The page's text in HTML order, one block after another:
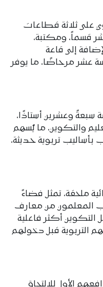
على ثلاثة قطاعات
قسماً، ومكتبة،
إلى قاعة
عشر مرحاضًا، ما يوفر
سبعةً وعشرين أستاذًا،
والتكوين، ما يُسهم
بأساليب تربوية حديثة،
ملحقة، تمثل فضاءً
المعلمون من معارف
التكوين أكثر فاعلية
التربوية قبل دخولهم
الأول للالتحاق